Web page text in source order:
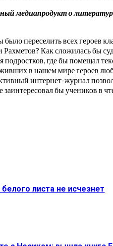
медиапродукт о
было переселить всех
Рахметов? Как сложилась бы
подростков, где бы помещал
в нашем мире героев
интернет-журнал
бы учеников в
листа не исчезнет